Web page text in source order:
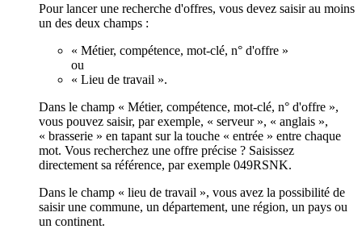
Pour lancer une recherche d'offres, vous devez saisir au moins
un des deux champs :
« Métier, compétence, mot-clé, n° d'offre »
ou
« Lieu de travail ».
Dans le champ « Métier, compétence, mot-clé, n° d'offre »,
vous pouvez saisir, par exemple, « serveur », « anglais »,
« brasserie » en tapant sur la touche « entrée » entre chaque
mot. Vous recherchez une offre précise ? Saisissez
directement sa référence, par exemple 049RSNK.
Dans le champ « lieu de travail », vous avez la possibilité de
saisir une commune, un département, une région, un pays ou
un continent.